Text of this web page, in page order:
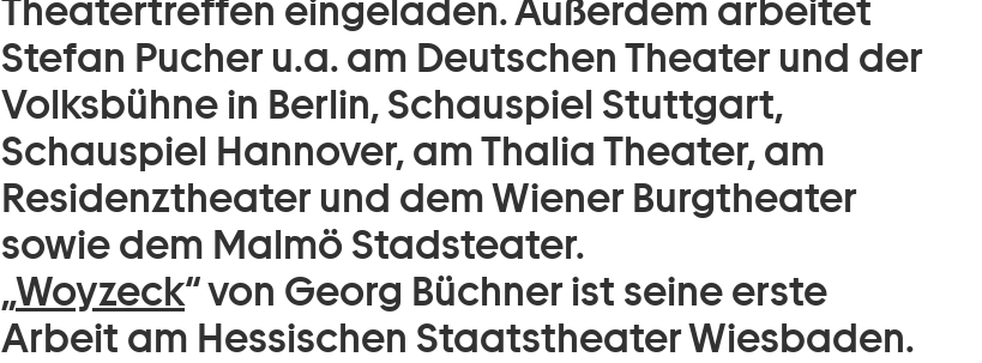
Theatertreffen eingeladen. Außerdem arbeitet
Stefan Pucher u.a. am Deutschen Theater und der
Volksbühne in Berlin, Schauspiel Stuttgart,
Schauspiel Hannover, am Thalia Theater, am
Residenztheater und dem Wiener Burgtheater
sowie dem Malmö Stadsteater.
„Woyzeck“ von Georg Büchner ist seine erste
Arbeit am Hessischen Staatstheater Wiesbaden.